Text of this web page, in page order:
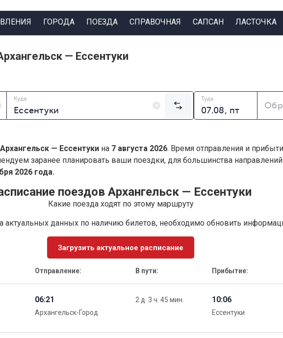
ГОРОДА ПОЕЗДА СПРАВОЧНАЯ САПСАН ЛАСТОЧКА
— Ессентуки
Куда Туда
Архангельск — Ессентуки на 7 августа 2026. Время отправления и
заранее планировать ваши поездки, для большинства
2026 года.
поездов Архангельск — Ессентуки
Какие поезда ходят по этому маршруту
актуальных данных по наличию билетов, необходимо обновить
Загрузить актуальное расписание
Отправление: В пути: Прибытие:
06:21
Архангельск-Город
2 д. 3 ч. 45 мин. 10:06
Ессентуки